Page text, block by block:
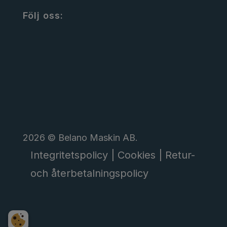
Följ oss:
2026 © Belano Maskin AB.
Integritetspolicy | Cookies | Retur-
och återbetalningspolicy